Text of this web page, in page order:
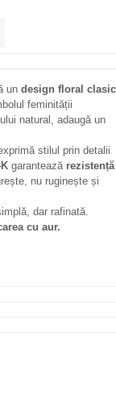
un design floral clasic
feminității
natural, adaugă un
stilul prin detalii
garantează rezistență
nu ruginește și
dar rafinată.
cu aur.